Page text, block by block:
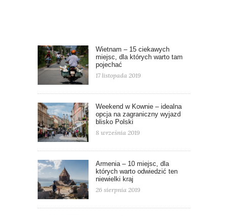
Wietnam – 15 ciekawych
miejsc, dla których warto tam
pojechać
17 listopada 2019
Weekend w Kownie – idealna
opcja na zagraniczny wyjazd
blisko Polski
8 września 2019
Armenia – 10 miejsc, dla
których warto odwiedzić ten
niewielki kraj
26 sierpnia 2019